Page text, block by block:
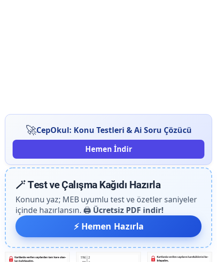
🚀CepOkul: Konu Testleri & Ai Soru Çözücü
Hemen İndir
🪄 Test ve Çalışma Kağıdı Hazırla
Konunu yaz; MEB uyumlu test ve özetler saniyeler
içinde hazırlansın. 🖨️ Ücretsiz PDF indir!
⚡ Hemen Hazırla